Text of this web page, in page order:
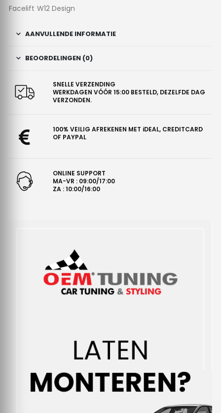
Facelift W12 Design
AANVULLENDE INFORMATIE
BEOORDELINGEN (0)
SNELLE VERZENDING
WERKDAGEN VÓÓR 15:00 BESTELD, DEZELFDE DAG
VERZONDEN.
100% VEILIG AFREKENEN MET iDEAL, CREDITCARD
OF PAYPAL
ONLINE SUPPORT
MA-VR : 09:00/17:00
ZA : 10:00/16:00